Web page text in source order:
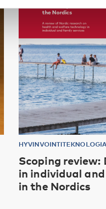
HYVINVOINTITEKNOLOGIA
Scoping
in individual
in the Nordics